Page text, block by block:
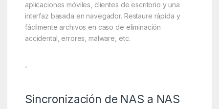
aplicaciones móviles, clientes de escritorio y una
interfaz basada en navegador. Restaure rápida y
fácilmente archivos en caso de eliminación
accidental, errores, malware, etc.
‘
Sincronización de NAS a NAS